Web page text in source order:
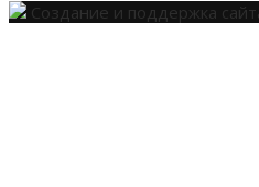
Создание и поддержка